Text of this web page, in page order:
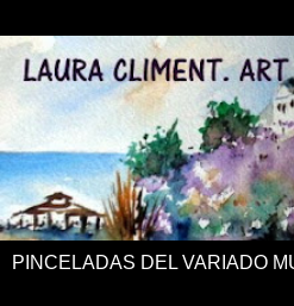
PINCELADAS DEL VARIADO